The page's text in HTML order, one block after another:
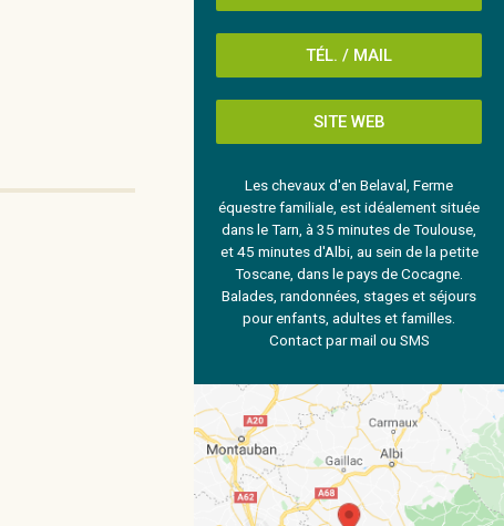
TÉL. / MAIL
SITE WEB
Les chevaux d'en Belaval, Ferme
équestre familiale, est idéalement située
dans le Tarn, à 35 minutes de Toulouse,
et 45 minutes d'Albi, au sein de la petite
Toscane, dans le pays de Cocagne.
Balades, randonnées, stages et séjours
pour enfants, adultes et familles.
Contact par mail ou SMS